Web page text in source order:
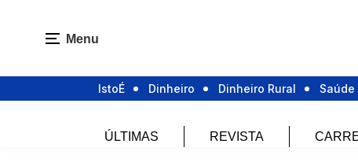
Menu
IstoÉ Dinheiro Dinheiro Rural Saúde
ÚLTIMAS REVISTA